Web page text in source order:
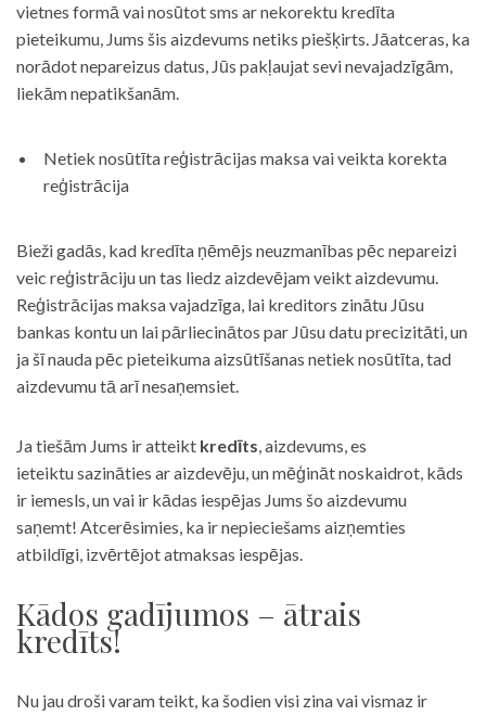
vietnes formā vai nosūtot sms ar nekorektu kredīta
pieteikumu, Jums šis aizdevums netiks piešķirts. Jāatceras, ka
norādot nepareizus datus, Jūs pakļaujat sevi nevajadzīgām,
liekām nepatikšanām.
Netiek nosūtīta reģistrācijas maksa vai veikta korekta
reģistrācija
Bieži gadās, kad kredīta ņēmējs neuzmanības pēc nepareizi
veic reģistrāciju un tas liedz aizdevējam veikt aizdevumu.
Reģistrācijas maksa vajadzīga, lai kreditors zinātu Jūsu
bankas kontu un lai pārliecinātos par Jūsu datu precizitāti, un
ja šī nauda pēc pieteikuma aizsūtīšanas netiek nosūtīta, tad
aizdevumu tā arī nesaņemsiet.
Ja tiešām Jums ir atteikt kredīts, aizdevums, es
ieteiktu sazināties ar aizdevēju, un mēģināt noskaidrot, kāds
ir iemesls, un vai ir kādas iespējas Jums šo aizdevumu
saņemt! Atcerēsimies, ka ir nepieciešams aizņemties
atbildīgi, izvērtējot atmaksas iespējas.
Kādos gadījumos – ātrais
kredīts!
Nu jau droši varam teikt, ka šodien visi zina vai vismaz ir